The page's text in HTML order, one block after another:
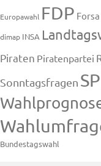
Europawahl FDP Forsa
dimap INSA
Piraten Piratenpartei
Sonntagsfragen
Bundestagswahl